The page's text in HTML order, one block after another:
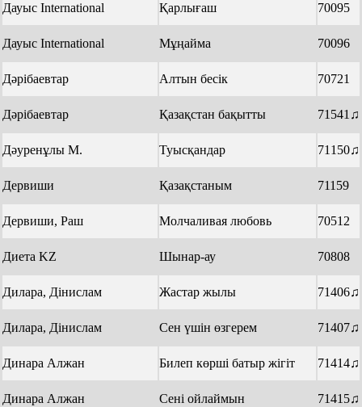
Дауыс International Қарлығаш 70095
Дауыс International Мұңайма 70096
Дәрібаевтар Алтын бесік 70721
Дәрібаевтар Қазақстан бақытты 71541♫
Дәуренұлы М. Туысқандар 71150♫
Дервиши Қазақстаным 71159
Дервиши, Раш Молчаливая любовь 70512
Диета KZ Шынар-ау 70808
Дилара, Дінислам Жастар жылы 71406♫
Дилара, Дінислам Сен үшін өзгерем 71407♫
Динара Алжан Билеп көрші батыр жігіт 71414♫
Динара Алжан Сені ойлаймын 71415♫